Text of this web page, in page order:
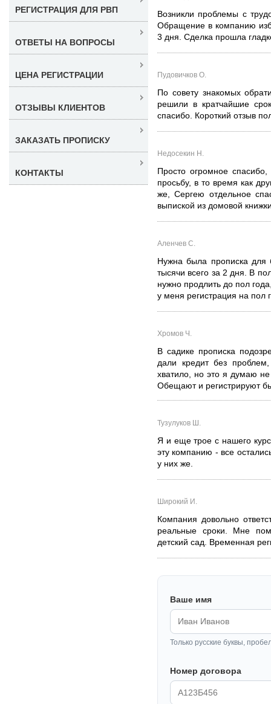
Возникли проблемы с
Обращение в компанию
3 дня. Сделка прошла
Пудовичков О.
По совету знакомых
решили в кратчайшие
спасибо. Короткий отзыв
Недосекин Н.
Просто огромное
просьбу, в то время как
же, Сергею отдельное
выпиской из домовой
Аленчев С.
Нужна была прописка
тысячи всего за 2 дня. В
нужно продлить до пол
у меня регистрация на пол
Хромов Ч.
В садике прописка
дали кредит без
хватило, но это я думаю не
Обещают и регистрируют
Тузулуков Ш.
Я и еще трое с нашего
эту компанию - все
у них же.
Широкий И.
Компания довольно
реальные сроки. Мне
детский сад. Временная
Ваше имя
Только русские буквы,
Номер договора
РЕГИСТРАЦИЯ ДЛЯ РВП
ОТВЕТЫ НА ВОПРОСЫ
ЦЕНА РЕГИСТРАЦИИ
ОТЗЫВЫ КЛИЕНТОВ
ЗАКАЗАТЬ ПРОПИСКУ
КОНТАКТЫ